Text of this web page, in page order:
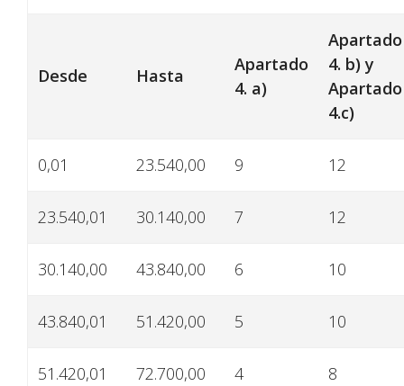
Desde Hasta
Apartado
4. a)
Apartado
4. b) y
Apartado
4.c)
0,01 23.540,00 9 12
23.540,01 30.140,00 7 12
30.140,00 43.840,00 6 10
43.840,01 51.420,00 5 10
51.420,01 72.700,00 4 8